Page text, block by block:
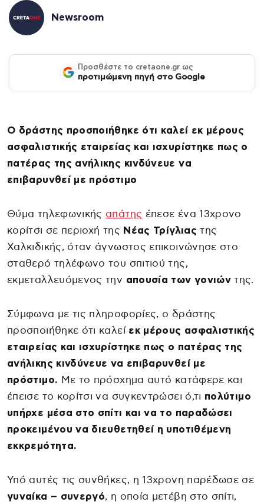
Newsroom
Προσθέστε το cretaone.gr ως
προτιμώμενη πηγή στο Google
Ο δράστης προσποιήθηκε ότι καλεί εκ μέρους
ασφαλιστικής εταιρείας και ισχυρίστηκε πως ο
πατέρας της ανήλικης κινδύνευε να
επιβαρυνθεί με πρόστιμο
Θύμα τηλεφωνικής απάτης έπεσε ένα 13χρονο
κορίτσι σε περιοχή της Νέας Τρίγλιαςτης
Χαλκιδικής, όταν άγνωστος επικοινώνησε στο
σταθερό τηλέφωνο του σπιτιού της,
εκμεταλλευόμενος την απουσία των γονιών της.
Σύμφωνα με τις πληροφορίες, ο δράστης
προσποιήθηκε ότι καλεί εκ μέρους ασφαλιστικής
εταιρείας και ισχυρίστηκε πως ο πατέρας της
ανήλικης κινδύνευε να επιβαρυνθεί με
πρόστιμο. Με το πρόσχημα αυτό κατάφερε και
έπεισε το κορίτσι να συγκεντρώσει ό,τι πολύτιμο
υπήρχε μέσα στο σπίτι και να το παραδώσει
προκειμένου να διευθετηθεί η υποτιθέμενη
εκκρεμότητα.
Υπό αυτές τις συνθήκες, η 13χρονη παρέδωσε σε
γυναίκα – συνεργό, η οποία μετέβη στο σπίτι,